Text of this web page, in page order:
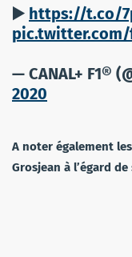
▶️ https://t.co/
pic.twitter.com/
— CANAL+ F1®
2020
A noter également
Grosjean à l’égard